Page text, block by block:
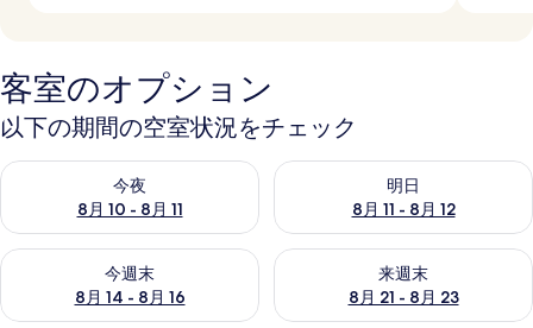
客室のオプション
以下の期間の空室状況をチェック
今夜
8月 10 - 8月 11
今夜 8月 10 - 8月 11 の空室状況をチェック
明日
8月 11 - 8月 12
明日 8月 11 - 8月 12 の空室状
今週末
8月 14 - 8月 16
今週末 8月 14 - 8月 16 の空室状況をチェック
来週末
8月 21 - 8月 23
来週末 8月 21 - 8月 23 の空室